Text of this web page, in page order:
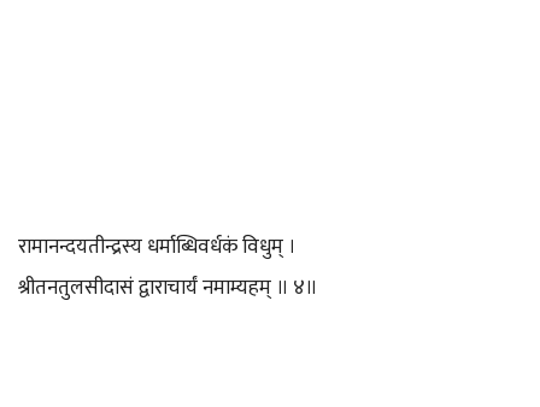
रामानन्दयतीन्द्रस्य धर्माब्धिवर्धकं विधुम् ।
श्रीतनतुलसीदासं द्वाराचार्यं नमाम्यहम् ॥ ४॥